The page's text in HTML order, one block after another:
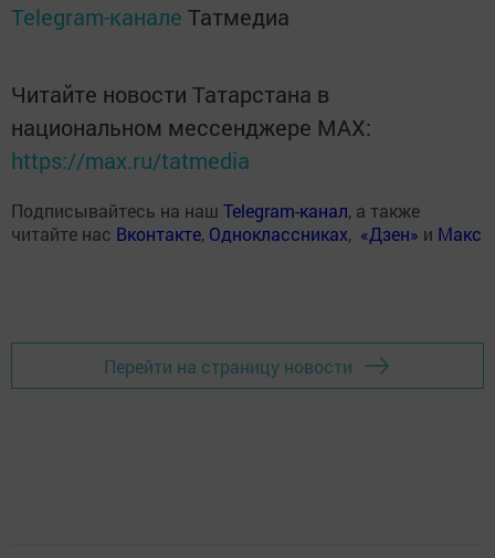
Telegram-канале Татмедиа
Читайте новости Татарстана в
национальном мессенджере MАХ:
https://max.ru/tatmedia
Подписывайтесь на наш Telegram-канал, а также
читайте нас Вконтакте, Одноклассниках, «Дзен» и Макс
Перейти на страницу новости